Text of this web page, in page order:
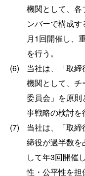
機関として、各
ンバーで構成
月1回開催し、
を行う。
(6)
当社は、「取
機関として、
委員会」を原則
事戦略の検討を
(7)
当社は、「取
締役が過半数を
して年3回開催
性・公平性を担